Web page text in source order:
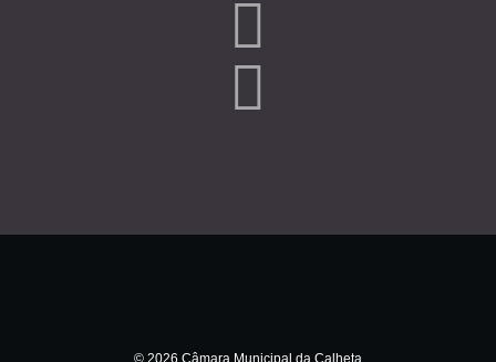
© 2026 Câmara Municipal da Calheta